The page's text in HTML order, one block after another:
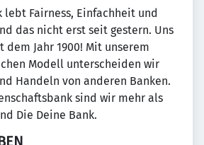
lebt Fairness, Einfachheit und
das nicht erst seit gestern. Uns
dem Jahr 1900! Mit unserem
Modell unterscheiden wir
Handeln von anderen Banken.
sind wir mehr als
Die Deine Bank.